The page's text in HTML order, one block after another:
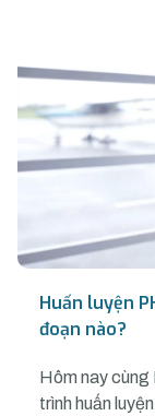
Huấn luyện
đoạn nào?
Hôm nay
trình huấn